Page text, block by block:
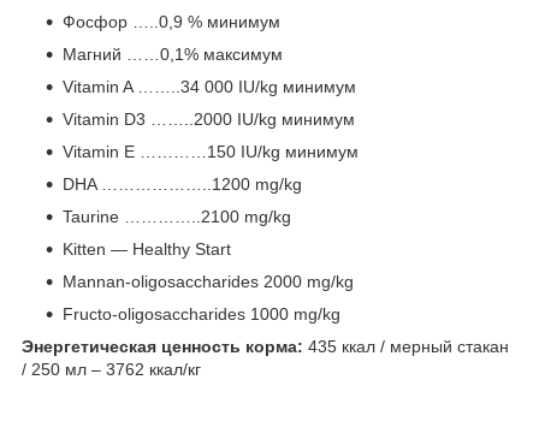
Фосфор …..0,9 % минимум
Магний ……0,1% максимум
Vitamin A ……..34 000 IU/kg минимум
Vitamin D3 ……..2000 IU/kg минимум
Vitamin E …………150 IU/kg минимум
DHA ………………..1200 mg/kg
Taurine …………..2100 mg/kg
Kitten — Healthy Start
Mannan-oligosaccharides 2000 mg/kg
Fructo-oligosaccharides 1000 mg/kg
Энергетическая ценность корма: 435 ккал / мерный стакан
/ 250 мл – 3762 ккал/кг